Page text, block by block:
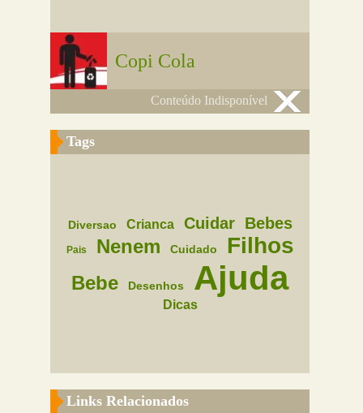
Copi Cola
Conteúdo Indisponível
Tags
Diversao Crianca Cuidar Bebes
Pais Nenem Cuidado Filhos
Bebe Desenhos Ajuda
Dicas
Links Relacionados